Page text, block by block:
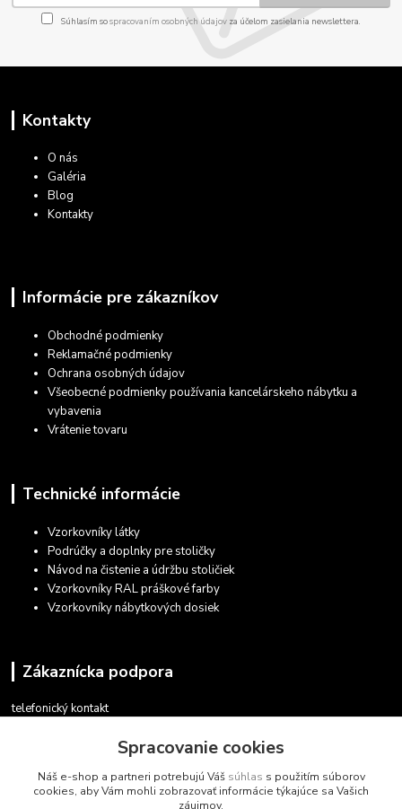
Súhlasím sospracovaním osobných údajov za účelom zasielania newslettera.
Kontakty
O nás
Galéria
Blog
Kontakty
Informácie pre zákazníkov
Obchodné podmienky
Reklamačné podmienky
Ochrana osobných údajov
Všeobecné podmienky používania kancelárskeho nábytku a
vybavenia
Vrátenie tovaru
Technické informácie
Vzorkovníky látky
Podrúčky a doplnky pre stoličky
Návod na čistenie a údržbu stoličiek
Vzorkovníky RAL práškové farby
Vzorkovníky nábytkových dosiek
Zákaznícka podpora
telefonický kontakt
v pracovných dňoch 08.30 - 16.00
obchod@marketsk.sk
Spracovanie cookies
Náš e-shop a partneri potrebujú Váš súhlas s použitím súborov
cookies, aby Vám mohli zobrazovať informácie týkajúce sa Vašich
záujmov.